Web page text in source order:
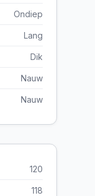
Ondiep
Lang
Dik
Nauw
Nauw
120
118